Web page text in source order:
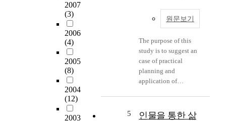
2007
(3)
2006
(4)
2005
(8)
2004
(12)
2003
internationalization.
regular exhibition, it`s
rathe an event that not
onlt can every person
recognize the
importance of new
participate in. Since
원문보기
The purpose of this
study is to suggest an
case of practical
planning and
application of
exhibition which can
5 인물을 통한 삶